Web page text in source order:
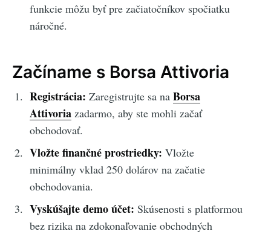
funkcie môžu byť pre začiatočníkov spočiatku
náročné.
Začíname s Borsa Attivoria
Registrácia: Zaregistrujte sa na Borsa
Attivoriazadarmo, aby ste mohli začať
obchodovať.
Vložte finančné prostriedky: Vložte
minimálny vklad 250 dolárov na začatie
obchodovania.
Vyskúšajte demo účet: Skúsenosti s platformou
bez rizika na zdokonaľovanie obchodných